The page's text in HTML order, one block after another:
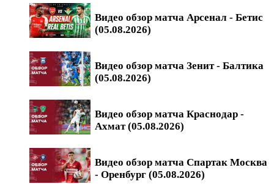
Видео обзор матча Арсенал - Бетис
(05.08.2026)
Видео обзор матча Зенит - Балтика
(05.08.2026)
Видео обзор матча Краснодар -
Ахмат (05.08.2026)
Видео обзор матча Спартак Москва
- Оренбург (05.08.2026)